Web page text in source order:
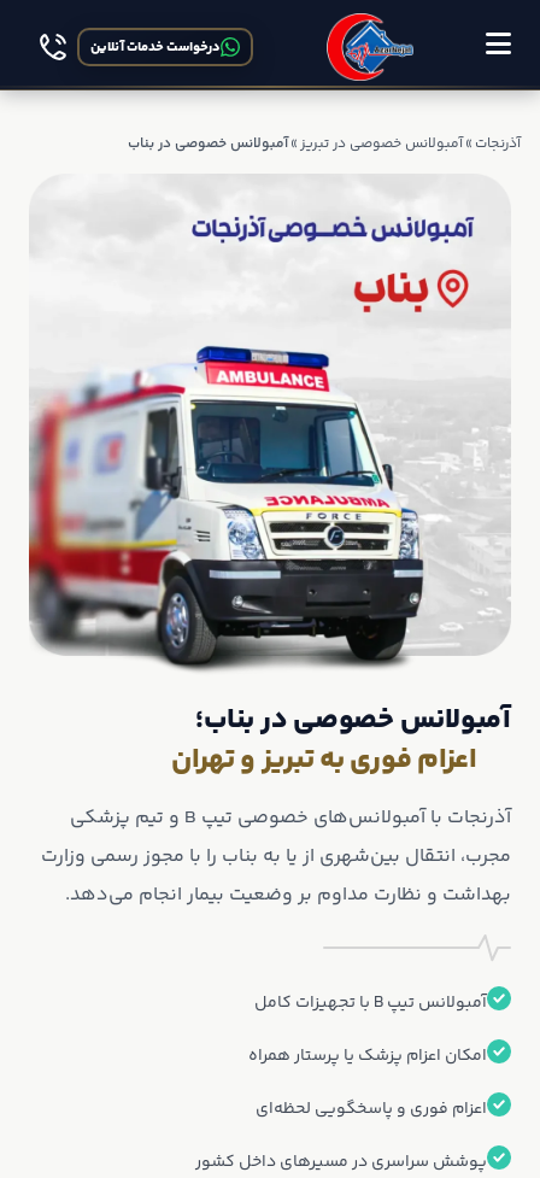
درخواست خدمات آنلاین
آذرنجات »آمبولانس خصوصی در تبریز»آمبولانس خصوصی در بناب
آمبولانس خصوصی در بناب؛
اعزام فوری به تبریز و تهران
آذرنجات با آمبولانس‌های خصوصی تیپ B و تیم پزشکی
مجرب، انتقال بین‌شهری از یا به بناب را با مجوز رسمی وزارت
بهداشت و نظارت مداوم بر وضعیت بیمار انجام می‌دهد.
آمبولانس تیپ B با تجهیزات کامل
امکان اعزام پزشک یا پرستار همراه
اعزام فوری و پاسخگویی لحظه‌ای
پوشش سراسری در مسیرهای داخل کشور